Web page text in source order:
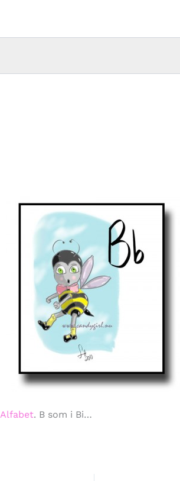
Alfabet. B som i Bi…